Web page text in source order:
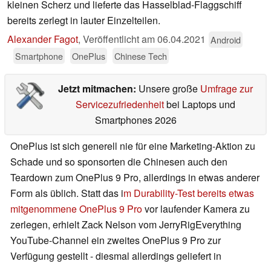
kleinen Scherz und lieferte das Hasselblad-Flaggschiff
bereits zerlegt in lauter Einzelteilen.
Alexander Fagot, Veröffentlicht am06.04.2021 Android
Smartphone
OnePlus Chinese Tech
Jetzt mitmachen: Unsere große Umfrage zur
Servicezufriedenheitbei Laptops und
Smartphones 2026
OnePlus ist sich generell nie für eine Marketing-Aktion zu
Schade und so sponsorten die Chinesen auch den
Teardown zum OnePlus 9 Pro, allerdings in etwas anderer
Form als üblich. Statt das im Durability-Test bereits etwas
mitgenommene OnePlus 9 Provor laufender Kamera zu
zerlegen, erhielt Zack Nelson vom JerryRigEverything
YouTube-Channel ein zweites OnePlus 9 Pro zur
Verfügung gestellt - diesmal allerdings geliefert in